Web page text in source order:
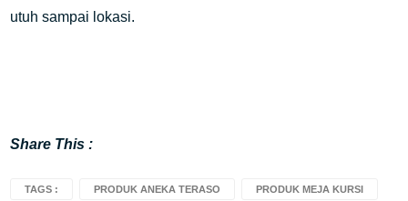
utuh sampai lokasi.
Share This :
TAGS : PRODUK ANEKA TERASO PRODUK MEJA KURSI